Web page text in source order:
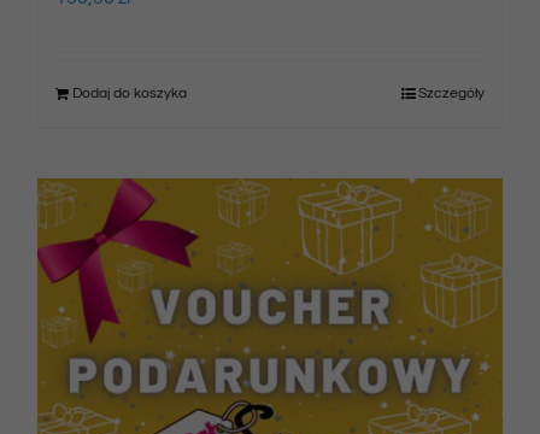
Dodaj do koszyka Szczegóły